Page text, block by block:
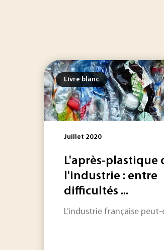
Livre blanc
Juillet 2020
L'après-plastique
l'industrie : entre
difficultés ...
L’industrie française